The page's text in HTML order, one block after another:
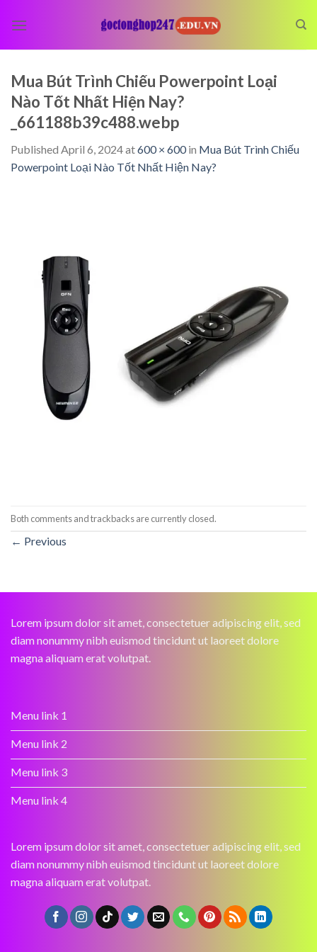
Mua Bút Trình Chiếu Powerpoint Loại
Nào Tốt Nhất Hiện Nay?
_661188b39c488.webp
Published April 6, 2024at600 × 600in Mua Bút Trình Chiếu
Powerpoint Loại Nào Tốt Nhất Hiện Nay?
Both comments and trackbacks are currently closed.
← Previous
Lorem ipsum dolor sit amet, consectetuer adipiscing elit, sed
diam nonummy nibh euismod tincidunt ut laoreet dolore
magna aliquam erat volutpat.
Menu link 1
Menu link 2
Menu link 3
Menu link 4
Lorem ipsum dolor sit amet, consectetuer adipiscing elit, sed
diam nonummy nibh euismod tincidunt ut laoreet dolore
magna aliquam erat volutpat.